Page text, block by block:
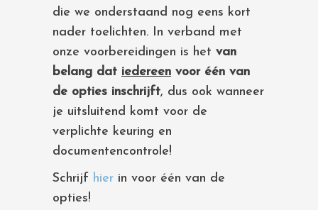
die we onderstaand nog eens kort
nader toelichten. In verband met
onze voorbereidingen is het van
belang dat iedereen voor één van
de opties inschrijft, dus ook wanneer
je uitsluitend komt voor de
verplichte keuring en
documentencontrole!
Schrijf hier in voor één van de
opties!